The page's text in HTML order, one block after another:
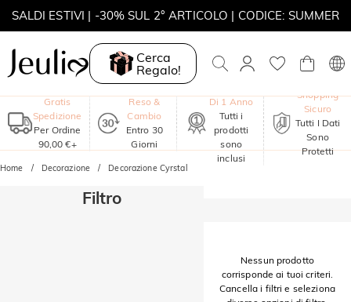
SALDI ESTIVI | -30% SUL 2° ARTICOLO | CODICE: SUMMER
MOVE MY WAY | ACQUISTA 3, COLLANA IN REGALO
Cerca
Regalo!
Gratis
Spedizione
Per Ordine
90,00 €+
Reso &
Cambio
Entro 30
Giorni
Di 1 Anno
Tutti i
prodotti
sono
inclusi
Shopping
Sicuro
Tutti I Dati
Sono
Protetti
Home Decorazione Decorazione Cyrstal
Filtro
Nessun prodotto
corrisponde ai tuoi criteri.
Cancella i filtri e seleziona